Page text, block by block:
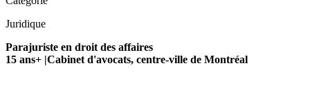
Juridique
Parajuriste en droit des affaires
15 ans+ |Cabinet d'avocats, centre-ville de Montréal